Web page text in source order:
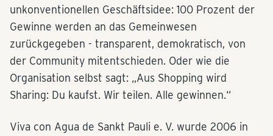
unkonventionellen Geschäftsidee: 100 Prozent der
Gewinne werden an das Gemeinwesen
zurückgegeben - transparent, demokratisch, von
der Community mitentschieden. Oder wie die
Organisation selbst sagt: „Aus Shopping wird
Sharing: Du kaufst. Wir teilen. Alle gewinnen.“
Viva con Agua de Sankt Pauli e. V. wurde 2006 in